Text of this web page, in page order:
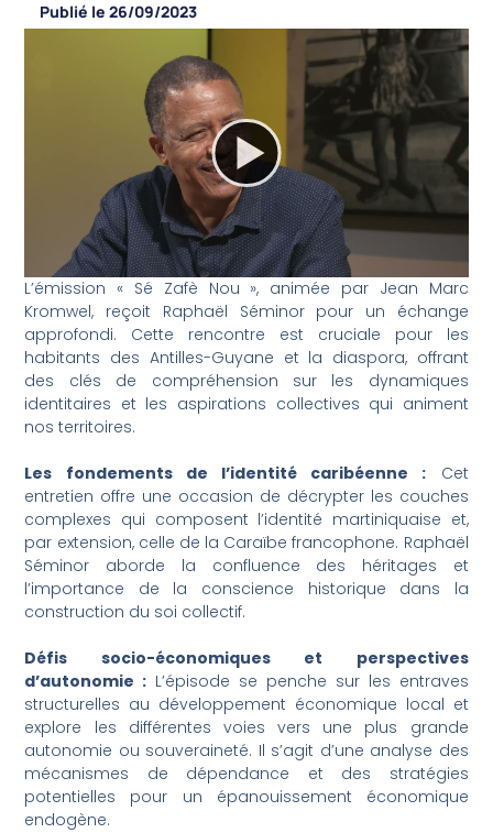
Publié le 26/09/2023
L’émission « Sé Zafè Nou », animée par Jean Marc
Kromwel, reçoit Raphaël Séminor pour un échange
approfondi. Cette rencontre est cruciale pour les
habitants des Antilles-Guyane et la diaspora, offrant
des clés de compréhension sur les dynamiques
identitaires et les aspirations collectives qui animent
nos territoires.
Les fondements de l’identité caribéenne : Cet
entretien offre une occasion de décrypter les couches
complexes qui composent l’identité martiniquaise et,
par extension, celle de la Caraïbe francophone. Raphaël
Séminor aborde la confluence des héritages et
l’importance de la conscience historique dans la
construction du soi collectif.
Défis socio-économiques et perspectives
d’autonomie : L’épisode se penche sur les entraves
structurelles au développement économique local et
explore les différentes voies vers une plus grande
autonomie ou souveraineté. Il s’agit d’une analyse des
mécanismes de dépendance et des stratégies
potentielles pour un épanouissement économique
endogène.